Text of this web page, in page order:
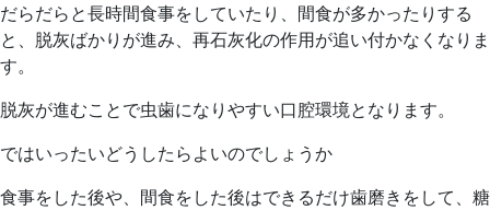
だらだらと長時間食事をしていたり、間食が多かったりする
と、脱灰ばかりが進み、再石灰化の作用が追い付かなくなりま
す。
脱灰が進むことで虫歯になりやすい口腔環境となります。
ではいったいどうしたらよいのでしょうか
食事をした後や、間食をした後はできるだけ歯磨きをして、糖